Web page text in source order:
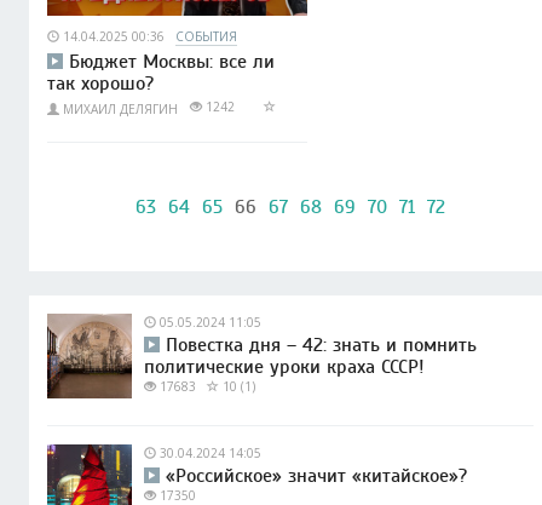
14.04.2025 00:36 СОБЫТИЯ
Бюджет Москвы: все ли
так хорошо?
МИХАИЛ ДЕЛЯГИН 1242
63 64 65 66 67 68 69 70 71 72
05.05.2024 11:05
Повестка дня – 42: знать и помнить
политические уроки краха СССР!
17683 10 (1)
30.04.2024 14:05
«Российское» значит «китайское»?
17350